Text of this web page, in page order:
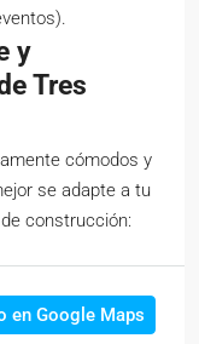
y
Tres
cómodos y
se adapte a tu
construcción:
en Google Maps